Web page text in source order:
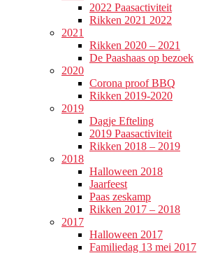
2022 Paasactiviteit
Rikken 2021 2022
2021
Rikken 2020 – 2021
De Paashaas op bezoek
2020
Corona proof BBQ
Rikken 2019-2020
2019
Dagje Efteling
2019 Paasactiviteit
Rikken 2018 – 2019
2018
Halloween 2018
Jaarfeest
Paas zeskamp
Rikken 2017 – 2018
2017
Halloween 2017
Familiedag 13 mei 2017